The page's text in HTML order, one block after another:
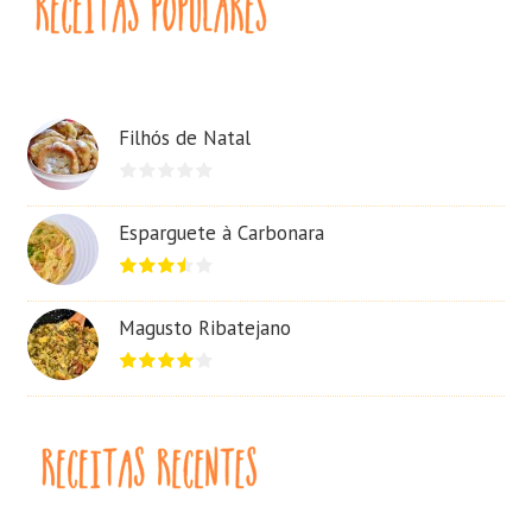
Filhós de Natal
Esparguete à Carbonara
Magusto Ribatejano